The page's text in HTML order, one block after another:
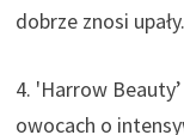
dobrze znosi upały.
4. 'Harrow
owocach o